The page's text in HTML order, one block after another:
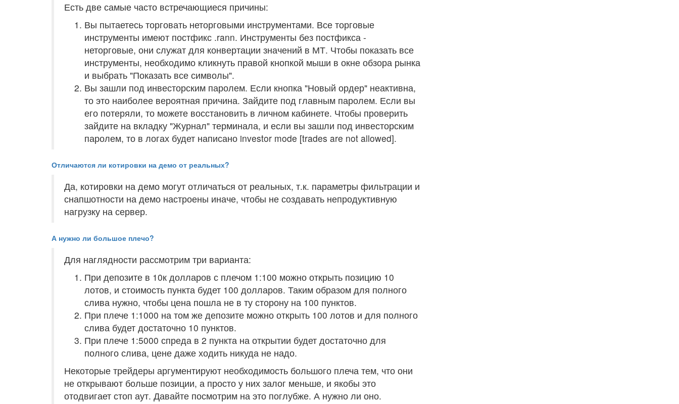
Есть две самые часто встречающиеся причины:
Вы пытаетесь торговать неторговыми инструментами. Все торговые
инструменты имеют постфикс .rann. Инструменты без постфикса -
неторговые, они служат для конвертации значений в МТ. Чтобы показать все
инструменты, необходимо кликнуть правой кнопкой мыши в окне обзора рынка
и выбрать "Показать все символы".
Вы зашли под инвесторским паролем. Если кнопка "Новый ордер" неактивна,
то это наиболее вероятная причина. Зайдите под главным паролем. Если вы
его потеряли, то можете восстановить в личном кабинете. Чтобы проверить
зайдите на вкладку "Журнал" терминала, и если вы зашли под инвесторским
паролем, то в логах будет написано investor mode [trades are not allowed].
Отличаются ли котировки на демо от реальных?
Да, котировки на демо могут отличаться от реальных, т.к. параметры фильтрации и
снапшотности на демо настроены иначе, чтобы не создавать непродуктивную
нагрузку на сервер.
А нужно ли большое плечо?
Для наглядности рассмотрим три варианта:
При депозите в 10к долларов с плечом 1:100 можно открыть позицию 10
лотов, и стоимость пункта будет 100 долларов. Таким образом для полного
слива нужно, чтобы цена пошла не в ту сторону на 100 пунктов.
При плече 1:1000 на том же депозите можно открыть 100 лотов и для полного
слива будет достаточно 10 пунктов.
При плече 1:5000 спреда в 2 пункта на открытии будет достаточно для
полного слива, цене даже ходить никуда не надо.
Некоторые трейдеры аргументируют необходимость большого плеча тем, что они
не открывают больше позиции, а просто у них залог меньше, и якобы это
отодвигает стоп аут. Давайте посмотрим на это поглубже. А нужно ли оно.